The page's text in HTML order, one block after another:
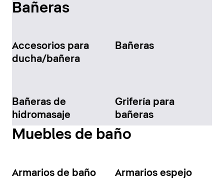
Bañeras
Accesorios para
ducha/bañera
Bañeras
Bañeras de
hidromasaje
Grifería para
bañeras
Muebles de baño
Armarios de baño Armarios espejo